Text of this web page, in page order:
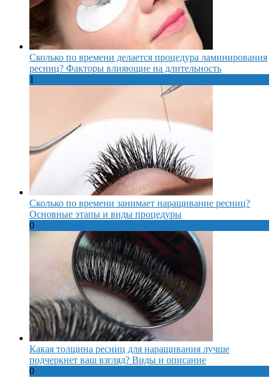
Сколько по времени делается процедура ламинирования
ресниц? Факторы влияющие на длительность
1
Сколько по времени занимает наращивание ресниц?
Основные этапы и виды процедуры
0
Какая толщина ресниц для наращивания лучше
подчеркнет ваш взгляд? Виды и описание
0